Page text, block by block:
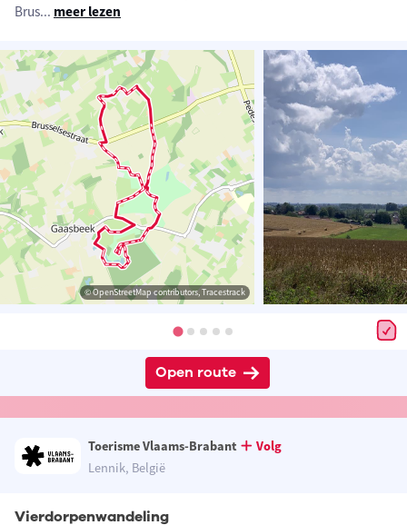
Brus... meer lezen
© OpenStreetMap contributors, Tracestrack
Open route
Toerisme Vlaams-Brabant
Volg
Lennik, België
Vierdorpenwandeling